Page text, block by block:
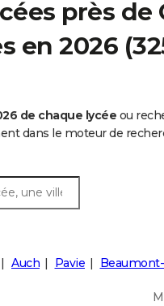
près de
en 2026
de chaque lycée ou
dans le moteur de
Auch Pavie